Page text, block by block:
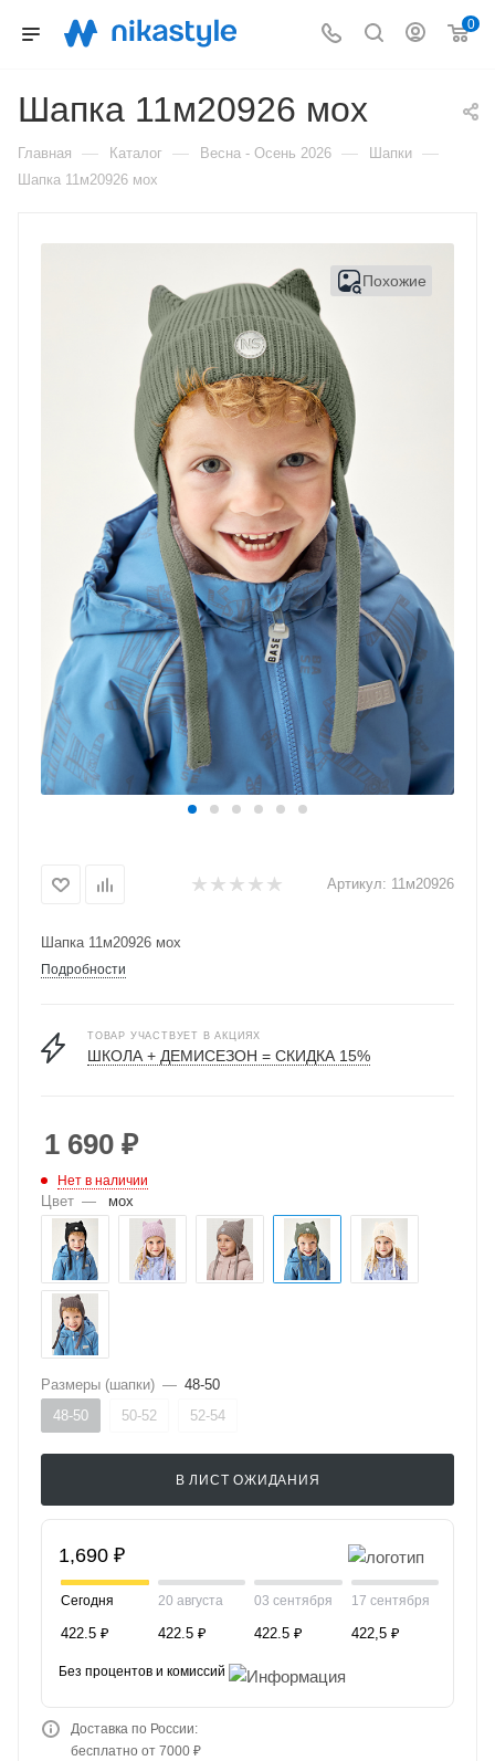
0
Шапка 11м20926 мох
Главная — Каталог — Весна - Осень 2026 — Шапки —
Шапка 11м20926 мох
Похожие
Артикул: 11м20926
Шапка 11м20926 мох
Подробности
ТОВАР УЧАСТВУЕТ В АКЦИЯХ
ШКОЛА + ДЕМИСЕЗОН = СКИДКА 15%
1 690 ₽
Нет в наличии
Цвет — мох
Размеры (шапки) — 48-50
48-50
50-52 52-54
В ЛИСТ ОЖИДАНИЯ
1,690 ₽
Сегодня
422.5 ₽
20 августа
422.5 ₽
03 сентября
422.5 ₽
17 сентября
422,5 ₽
Без процентов и комиссий
Доставка по России:
бесплатно от 7000 ₽